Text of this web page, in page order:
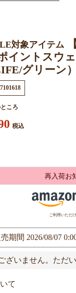
対象アイテム
イントスウ
グリーン
ころ
税込
再入荷お
ご利用いただけ
期間 2026/08/07
ざいません。ただ
て